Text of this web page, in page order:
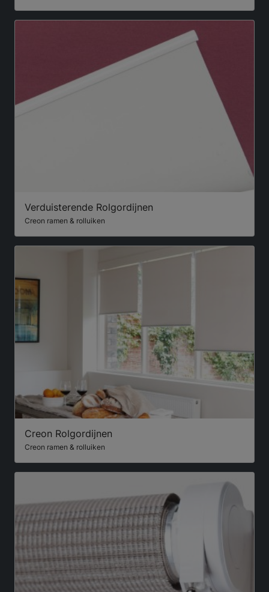
Verduisterende Rolgordijnen
Creon ramen & rolluiken
Creon Rolgordijnen
Creon ramen & rolluiken